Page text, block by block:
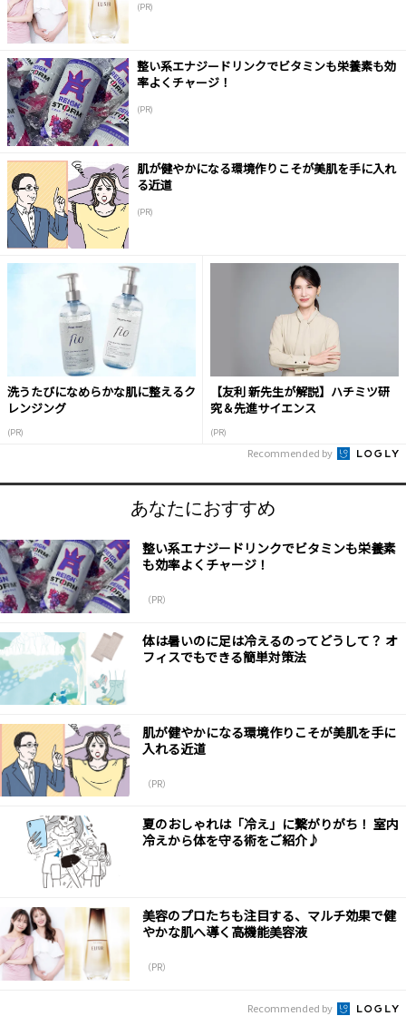
(PR)
整い系エナジードリンクでビタミンも栄養素も効
率よくチャージ！
(PR)
肌が健やかになる環境作りこそが美肌を手に入れ
る近道
(PR)
洗うたびになめらかな肌に整えるク
レンジング
(PR)
【友利 新先生が解説】ハチミツ研
究＆先進サイエンス
(PR)
Recommended by
あなたにおすすめ
整い系エナジードリンクでビタミンも栄養素
も効率よくチャージ！
（PR）
体は暑いのに足は冷えるのってどうして？ オ
フィスでもできる簡単対策法
肌が健やかになる環境作りこそが美肌を手に
入れる近道
（PR）
夏のおしゃれは「冷え」に繋がりがち！ 室内
冷えから体を守る術をご紹介♪
美容のプロたちも注目する、マルチ効果で健
やかな肌へ導く高機能美容液
（PR）
Recommended by